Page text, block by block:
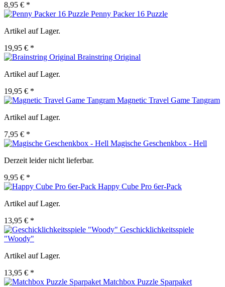
8,95 € *
Penny Packer 16 Puzzle
Artikel auf Lager.
19,95 € *
Brainstring Original
Artikel auf Lager.
19,95 € *
Magnetic Travel Game Tangram
Artikel auf Lager.
7,95 € *
Magische Geschenkbox - Hell
Derzeit leider nicht lieferbar.
9,95 € *
Happy Cube Pro 6er-Pack
Artikel auf Lager.
13,95 € *
Geschicklichkeitsspiele
"Woody"
Artikel auf Lager.
13,95 € *
Matchbox Puzzle Sparpaket